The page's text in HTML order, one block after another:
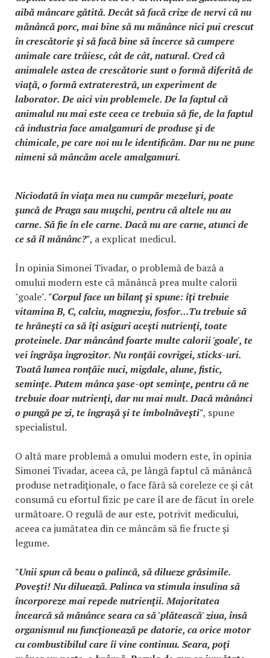
aibă mâncare gătită. Decât să facă crize de nervi că nu
mănâncă porc, mai bine să nu mănânce nici pui crescut
în crescătorie şi să facă bine să încerce să cumpere
animale care trăiesc, cât de cât, natural. Cred că
animalele astea de crescătorie sunt o formă diferită de
viaţă, o formă extraterestră, un experiment de
laborator. De aici vin problemele. De la faptul că
animalul nu mai este ceea ce trebuia să fie, de la faptul
că industria face amalgamuri de produse şi de
chimicale, pe care noi nu le identificăm. Dar nu ne pune
nimeni să mâncăm acele amalgamuri.
Niciodată în viaţa mea nu cumpăr mezeluri, poate
şuncă de Praga sau muşchi, pentru că altele nu au
carne. Să fie în ele carne. Dacă nu are carne, atunci de
ce să îl mănânc?", a explicat medicul.
În opinia Simonei Tivadar, o problemă de bază a
omului modern este că mănâncă prea multe calorii
"goale". "Corpul face un bilanţ şi spune: îţi trebuie
vitamina B, C, calciu, magneziu, fosfor...Tu trebuie să
te hrăneşti ca să îţi asiguri aceşti nutrienţi, toate
proteinele. Dar mâncând foarte multe calorii 'goale', te
vei îngrăşa îngrozitor. Nu ronţăi covrigei, sticks-uri.
Toată lumea ronţăie nuci, migdale, alune, fistic,
seminţe. Putem mânca şase-opt seminţe, pentru că ne
trebuie doar nutrienţi, dar nu mai mult. Dacă mănânci
o pungă pe zi, te îngraşă şi te îmbolnăveşti", spune
specialistul.
O altă mare problemă a omului modern este, în opinia
Simonei Tivadar, aceea că, pe lângă faptul că mănâncă
produse netradiţionale, o face fără să coreleze ce şi cât
consumă cu efortul fizic pe care îl are de făcut în orele
următoare. O regulă de aur este, potrivit medicului,
aceea ca jumătatea din ce mâncăm să fie fructe şi
legume.
"Unii spun că beau o palincă, să dilueze grăsimile.
Poveşti! Nu diluează. Palinca va stimula insulina să
încorporeze mai repede nutrienţii. Majoritatea
încearcă să mănânce seara ca să 'plătească' ziua, însă
organismul nu funcţionează pe datorie, ca orice motor
cu combustibilul care îi vine continuu. Seara, poţi